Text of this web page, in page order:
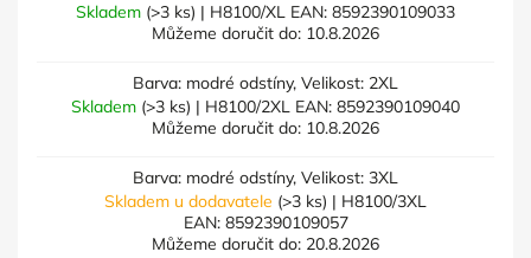
Skladem (>3 ks) | H8100/XL EAN: 8592390109033
Můžeme doručit do: 10.8.2026
Barva: modré odstíny, Velikost: 2XL
Skladem (>3 ks) | H8100/2XL EAN: 8592390109040
Můžeme doručit do: 10.8.2026
Barva: modré odstíny, Velikost: 3XL
Skladem u dodavatele (>3 ks) | H8100/3XL
EAN: 8592390109057
Můžeme doručit do: 20.8.2026